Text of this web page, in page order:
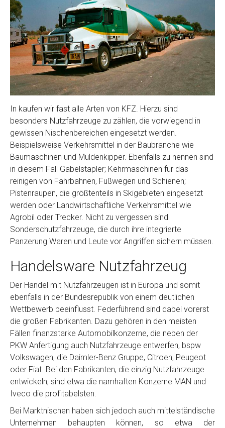
In kaufen wir fast alle Arten von KFZ. Hierzu sind
besonders Nutzfahrzeuge zu zählen, die vorwiegend in
gewissen Nischenbereichen eingesetzt werden.
Beispielsweise Verkehrsmittel in der Baubranche wie
Baumaschinen und Muldenkipper. Ebenfalls zu nennen sind
in diesem Fall Gabelstapler; Kehrmaschinen für das
reinigen von Fahrbahnen, Fußwegen und Schienen;
Pistenraupen, die größtenteils in Skigebieten eingesetzt
werden oder Landwirtschaftliche Verkehrsmittel wie
Agrobil oder Trecker. Nicht zu vergessen sind
Sonderschutzfahrzeuge, die durch ihre integrierte
Panzerung Waren und Leute vor Angriffen sichern müssen.
Handelsware Nutzfahrzeug
Der Handel mit Nutzfahrzeugen ist in Europa und somit
ebenfalls in der Bundesrepublik von einem deutlichen
Wettbewerb beeinflusst. Federführend sind dabei vorerst
die großen Fabrikanten. Dazu gehören in den meisten
Fällen finanzstarke Automobilkonzerne, die neben der
PKW Anfertigung auch Nutzfahrzeuge entwerfen, bspw
Volkswagen, die Daimler-Benz Gruppe, Citroen, Peugeot
oder Fiat. Bei den Fabrikanten, die einzig Nutzfahrzeuge
entwickeln, sind etwa die namhaften Konzerne MAN und
Iveco die profitabelsten.
Bei Marktnischen haben sich jedoch auch mittelständische
Unternehmen behaupten können, so etwa der